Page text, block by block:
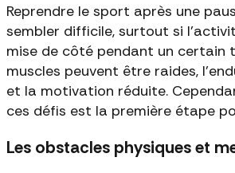
Reprendre le sport après une
sembler difficile, surtout si
mise de côté pendant un certain
muscles peuvent être raides,
et la motivation réduite.
ces défis est la première étape
Les obstacles physiques et